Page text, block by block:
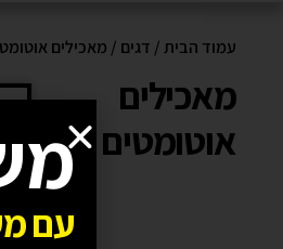
עמוד הבית/ דגים / מאכילים
מאכילים
אוטומטים
עם